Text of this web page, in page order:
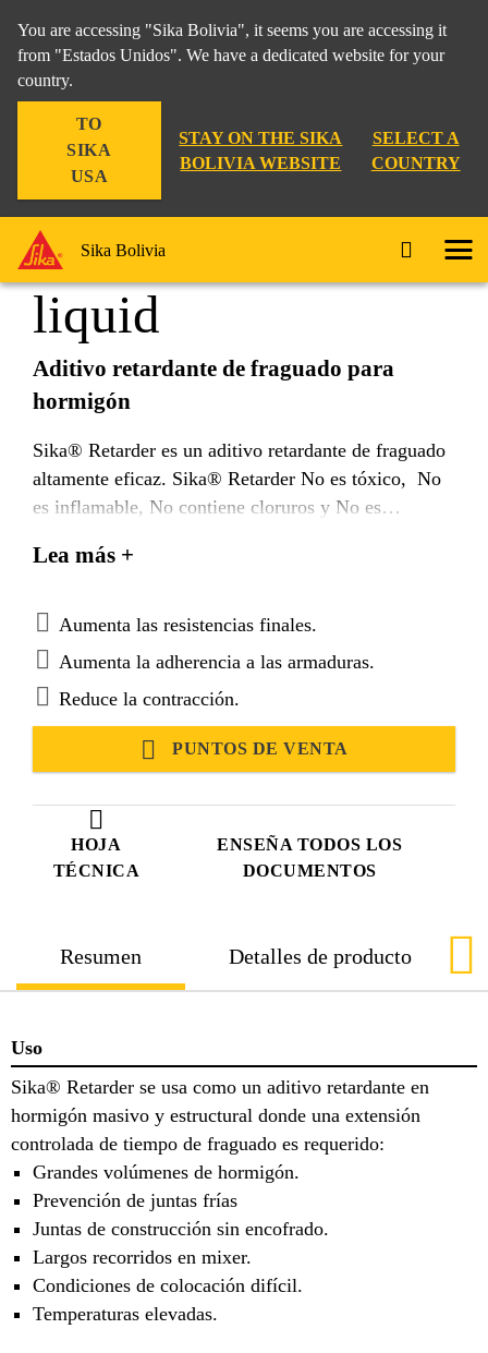
You are accessing "Sika Bolivia", it seems you are accessing it
from "Estados Unidos". We have a dedicated website for your
country.
TO
SIKA
USA
STAY ON THE SIKA
BOLIVIA WEBSITE
SELECT A
COUNTRY
Sika Bolivia
HOJA
TÉCNICA
ENSEÑA TODOS LOS
DOCUMENTOS
Sika® Retarder
liquid
Aditivo retardante de fraguado para
hormigón
Sika® Retarder es un aditivo retardante de fraguado
altamente eficaz. Sika® Retarder No es tóxico, No
es inflamable, No contiene cloruros y No es
Lea más +
Aumenta las resistencias finales.
Aumenta la adherencia a las armaduras.
Reduce la contracción.
PUNTOS DE VENTA
Resumen Detalles de producto
Uso
Sika® Retarder se usa como un aditivo retardante en
hormigón masivo y estructural donde una extensión
controlada de tiempo de fraguado es requerido:
Grandes volúmenes de hormigón.
Prevención de juntas frías
Juntas de construcción sin encofrado.
Largos recorridos en mixer.
Condiciones de colocación difícil.
Temperaturas elevadas.